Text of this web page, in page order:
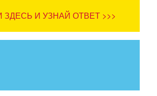
И УЗНАЙ ОТВЕТ >>>